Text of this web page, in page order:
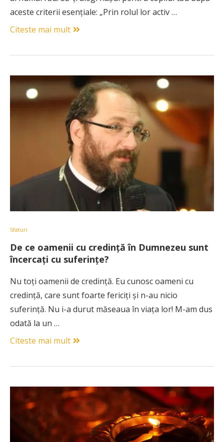
aceste criterii esențiale: „Prin rolul lor activ …
Citeste mai mult
Sfaturi
De ce oamenii cu credinţă în Dumnezeu sunt
încercaţi cu suferinţe?
Nu toţi oamenii de credinţă. Eu cunosc oameni cu
credinţă, care sunt foarte fericiţi şi n-au nicio
suferinţă. Nu i-a durut măseaua în viaţa lor! M-am dus
odată la un …
Citeste mai mult